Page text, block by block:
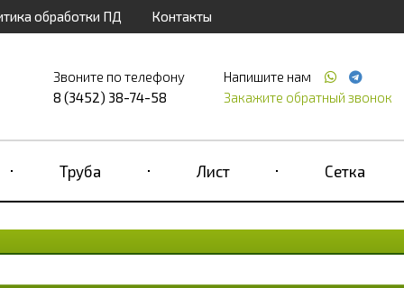
обработки ПД Контакты
Звоните по телефону
8 (3452) 38-74-58
Напишите нам
Закажите обратный звонок
Труба Лист Сетка